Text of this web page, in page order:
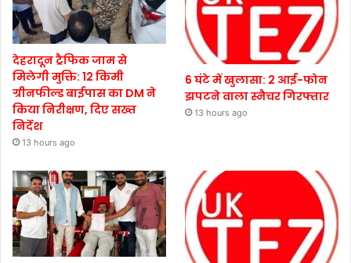
देहरादून ट्रैफिक जाम से
मिलेगी मुक्ति: 12 किमी
ग्रीनफील्ड बाईपास का DM ने
किया निरीक्षण, दिए सख्त
निर्देश
13 hours ago
6 घंटे में खुलासा: 2 आई-फोन
झपटने वाला स्नैचर गिरफ्तार
13 hours ago